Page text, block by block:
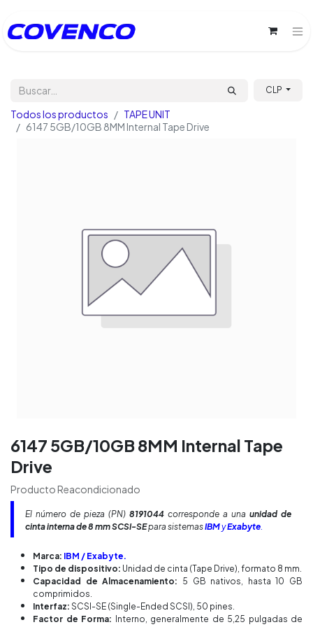
CLP
Todos los productos
TAPE UNIT
6147 5GB/10GB 8MM Internal Tape Drive
6147 5GB/10GB 8MM Internal Tape
Drive
Producto Reacondicionado
El número de pieza (PN) 8191044 corresponde a una unidad de
cinta interna de 8 mm SCSI-SEpara sistemasIBMyExabyte.
Marca: IBM / Exabyte.
Tipo de dispositivo: Unidad de cinta (Tape Drive), formato 8 mm.
Capacidad de Almacenamiento: 5 GB nativos, hasta 10 GB
comprimidos.
Interfaz: SCSI-SE (Single-Ended SCSI), 50 pines.
Factor de Forma: Interno, generalmente de 5,25 pulgadas de